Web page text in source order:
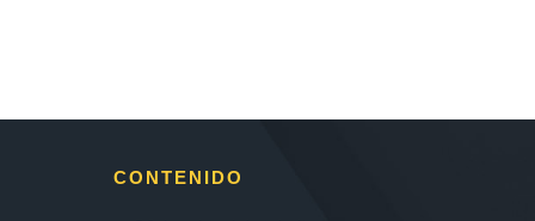
CONTENIDO